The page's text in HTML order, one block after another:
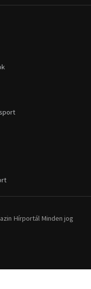
Hírportál Minden jog